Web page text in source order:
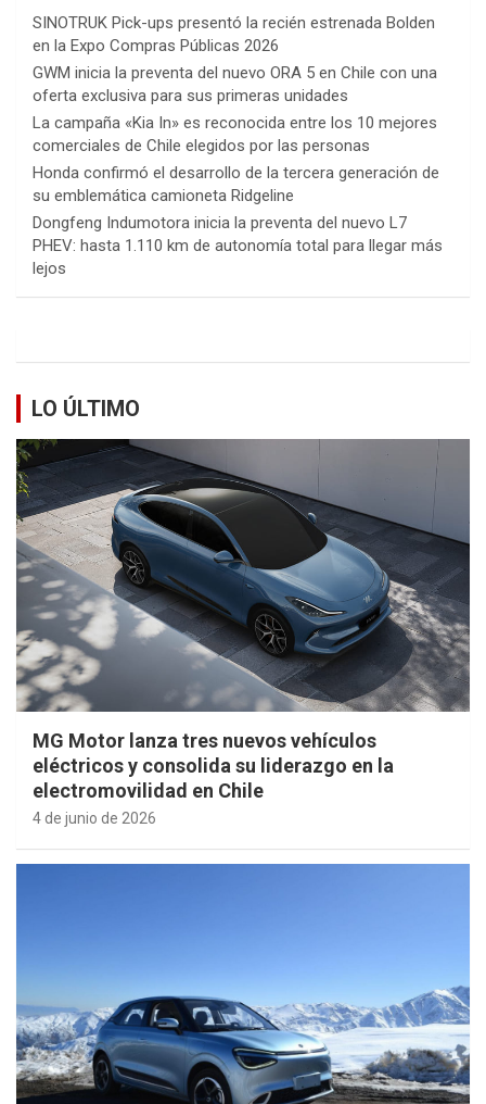
SINOTRUK Pick-ups presentó la recién estrenada Bolden
en la Expo Compras Públicas 2026
GWM inicia la preventa del nuevo ORA 5 en Chile con una
oferta exclusiva para sus primeras unidades
La campaña «Kia In» es reconocida entre los 10 mejores
comerciales de Chile elegidos por las personas
Honda confirmó el desarrollo de la tercera generación de
su emblemática camioneta Ridgeline
Dongfeng Indumotora inicia la preventa del nuevo L7
PHEV: hasta 1.110 km de autonomía total para llegar más
lejos
LO ÚLTIMO
MG Motor lanza tres nuevos vehículos
eléctricos y consolida su liderazgo en la
electromovilidad en Chile
4 de junio de 2026